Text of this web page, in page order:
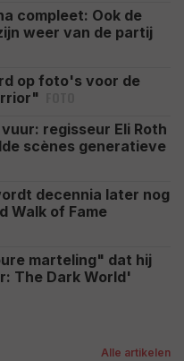
compleet: Ook de
weer van de partij
op foto's voor de
regisseur Eli Roth
scènes generatieve
decennia later nog
Walk of Fame
marteling" dat hij
The Dark World'
Alle artikelen